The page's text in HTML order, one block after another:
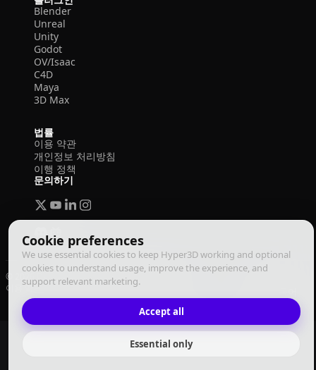
Cookie preferences
We use essential cookies to keep Hyper3D working and optional
cookies to understand usage, improve the experience, and
support relevant marketing.
Accept all
Essential only
Blender
Unreal
Unity
Godot
OV/Isaac
C4D
Maya
3D Max
법률
이용 약관
개인정보 처리방침
이행 정책
문의하기
© 2026 Deemos Corporation. 모든 권리 보유
이용 약관개인정보 처리방침 이행 정책